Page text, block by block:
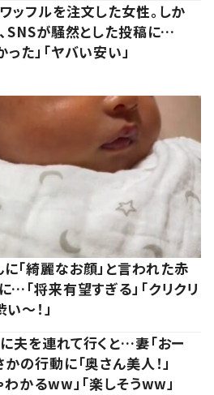
ッフルを注文した女性。しか
SNSが騒然とした投稿に…
った」「ヤバい安い」
「綺麗なお顔」と言われた赤
「将来有望すぎる」「クリクリ
～！」
夫を連れて行くと…妻「おー
かの行動に「奥さん美人！」
わかるww」「楽しそうww」